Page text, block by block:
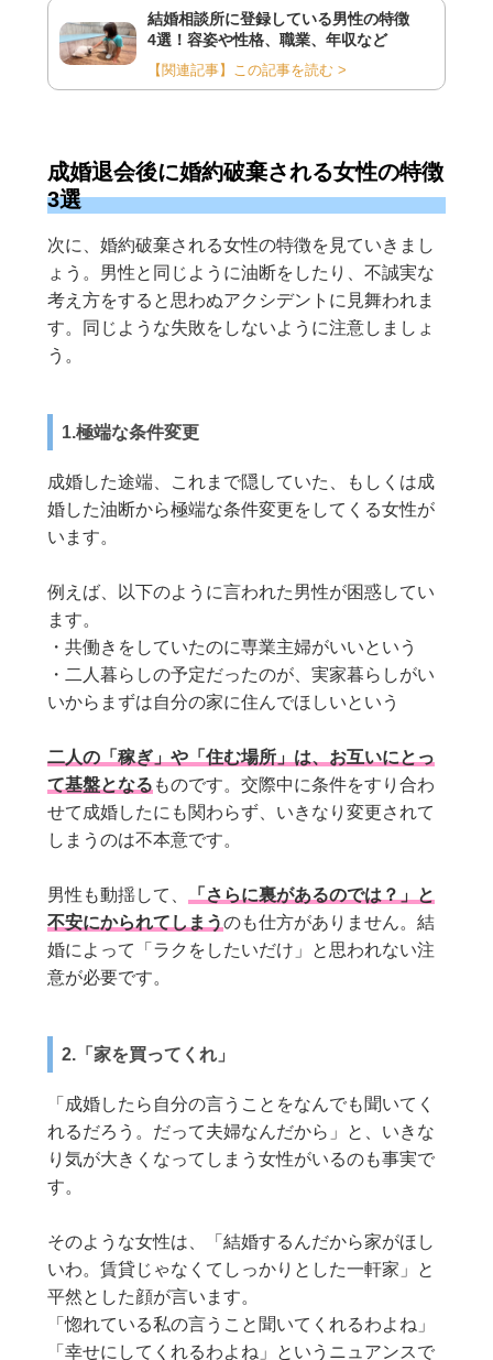
結婚相談所に登録している男性の特徴
4選！容姿や性格、職業、年収など
【関連記事】この記事を読む >
成婚退会後に婚約破棄される女性の特徴
3選
次に、婚約破棄される女性の特徴を見ていきまし
ょう。男性と同じように油断をしたり、不誠実な
考え方をすると思わぬアクシデントに見舞われま
す。同じような失敗をしないように注意しましょ
う。
1.極端な条件変更
成婚した途端、これまで隠していた、もしくは成
婚した油断から極端な条件変更をしてくる女性が
います。
例えば、以下のように言われた男性が困惑してい
ます。
・共働きをしていたのに専業主婦がいいという
・二人暮らしの予定だったのが、実家暮らしがい
いからまずは自分の家に住んでほしいという
二人の「稼ぎ」や「住む場所」は、お互いにとっ
て基盤となる ものです。交際中に条件をすり合わ
せて成婚したにも関わらず、いきなり変更されて
しまうのは不本意です。
男性も動揺して、
「さらに裏があるのでは？」と
不安にかられてしまうのも仕方がありません。結
婚によって「ラクをしたいだけ」と思われない注
意が必要です。
2.「家を買ってくれ」
「成婚したら自分の言うことをなんでも聞いてく
れるだろう。だって夫婦なんだから」と、いきな
り気が大きくなってしまう女性がいるのも事実で
す。
そのような女性は、「結婚するんだから家がほし
いわ。賃貸じゃなくてしっかりとした一軒家」と
平然とした顔が言います。
「惚れている私の言うこと聞いてくれるわよね」
「幸せにしてくれるわよね」というニュアンスで